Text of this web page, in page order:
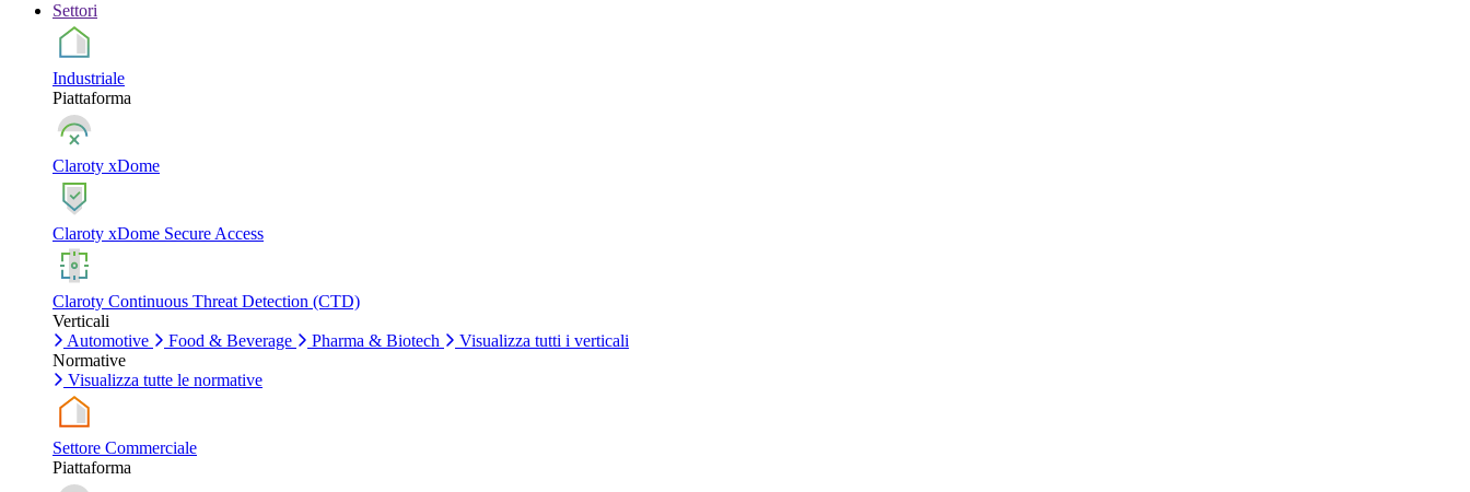
Settori
Industriale
Piattaforma
Claroty xDome
Claroty xDome Secure Access
Claroty Continuous Threat Detection (CTD)
Verticali
Automotive
Food & Beverage Pharma & Biotech
Visualizza tutti i verticali
Normative
Visualizza tutte le normative
Settore Commerciale
Piattaforma